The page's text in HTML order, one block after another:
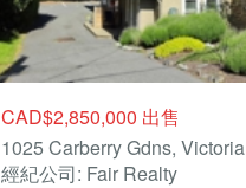
CAD$2,850,000 出售
1025 Carberry Gdns, Victoria
經紀公司: Fair Realty